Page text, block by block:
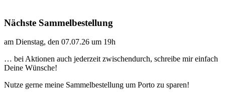
Nächste Sammelbestellung
am Dienstag, den 07.07.26 um 19h
… bei Aktionen auch jederzeit zwischendurch, schreibe mir einfach
Deine Wünsche!
Nutze gerne meine Sammelbestellung um Porto zu sparen!